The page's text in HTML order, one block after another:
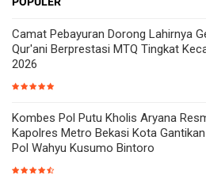
Camat Pebayuran Dorong Lahirnya
Qur'ani Berprestasi MTQ Tingkat
2026
Kombes Pol Putu Kholis Aryana
Kapolres Metro Bekasi Kota
Pol Wahyu Kusumo Bintoro